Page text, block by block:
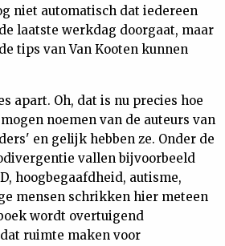
niet automatisch dat iedereen
laatste werkdag doorgaat, maar
tips van Van Kooten kunnen
apart. Oh, dat is nu precies hoe
noemen van de auteurs van
en gelijk hebben ze. Onder de
vallen bijvoorbeeld
hoogbegaafdheid, autisme,
mensen schrikken hier meteen
wordt overtuigend
ruimte maken voor